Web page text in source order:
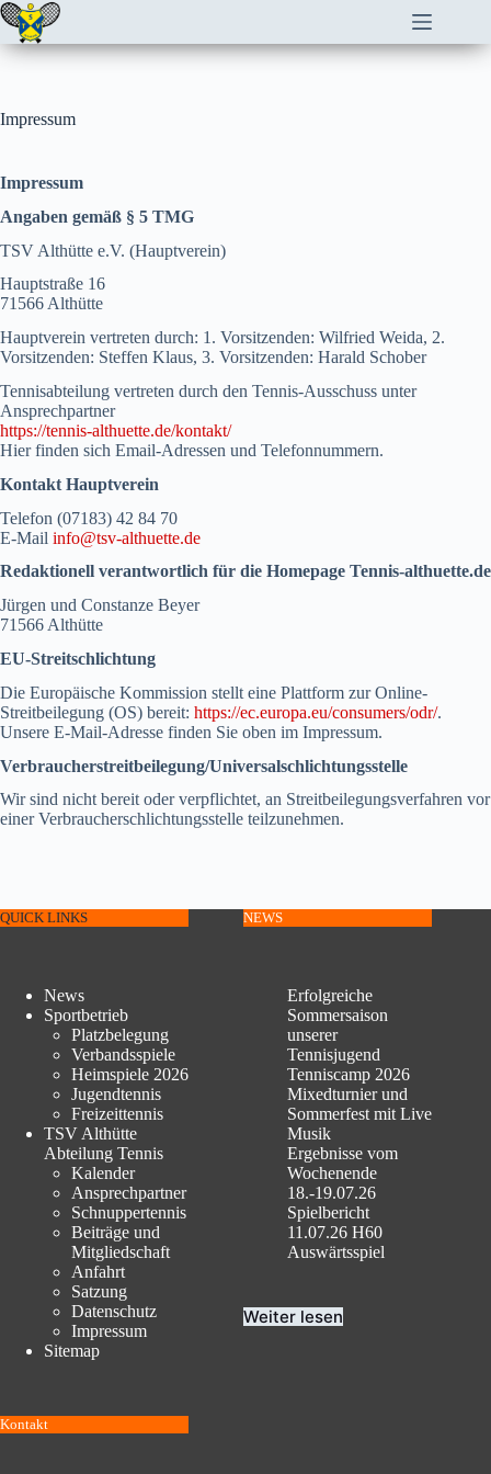
Zum
Inhalt
springen
Impressum
Impressum
Angaben gemäß § 5 TMG
TSV Althütte e.V. (Hauptverein)
Hauptstraße 16
71566 Althütte
Hauptverein vertreten durch: 1. Vorsitzenden: Wilfried Weida, 2.
Vorsitzenden: Steffen Klaus, 3. Vorsitzenden: Harald Schober
Tennisabteilung vertreten durch den Tennis-Ausschuss unter
Ansprechpartner
https://tennis-althuette.de/kontakt/
Hier finden sich Email-Adressen und Telefonnummern.
Kontakt Hauptverein
Telefon (07183) 42 84 70
E-Mail info@tsv-althuette.de
Redaktionell verantwortlich für die Homepage Tennis-althuette.de
Jürgen und Constanze Beyer
71566 Althütte
EU-Streitschlichtung
Die Europäische Kommission stellt eine Plattform zur Online-
Streitbeilegung (OS) bereit: https://ec.europa.eu/consumers/odr/.
Unsere E-Mail-Adresse finden Sie oben im Impressum.
Verbraucher­streit­beilegung/Universal­schlichtungs­stelle
Wir sind nicht bereit oder verpflichtet, an Streitbeilegungsverfahren vor
einer Verbraucherschlichtungsstelle teilzunehmen.
QUICK LINKS
News
Sportbetrieb
Platzbelegung
Verbandsspiele
Heimspiele 2026
Jugendtennis
Freizeittennis
TSV Althütte
Abteilung Tennis
Kalender
Ansprechpartner
Schnuppertennis
Beiträge und
Mitgliedschaft
Anfahrt
Satzung
Datenschutz
Impressum
Sitemap
NEWS
Erfolgreiche
Sommersaison
unserer
Tennisjugend
Tenniscamp 2026
Mixedturnier und
Sommerfest mit Live
Musik
Ergebnisse vom
Wochenende
18.-19.07.26
Spielbericht
11.07.26 H60
Auswärtsspiel
Weiter lesen
Kontakt